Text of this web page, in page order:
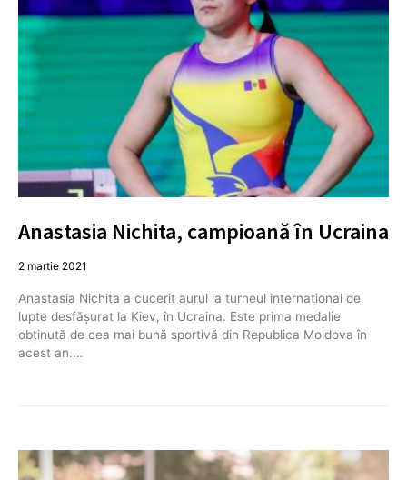
Anastasia Nichita, campioană în Ucraina
2 martie 2021
Anastasia Nichita a cucerit aurul la turneul internaţional de
lupte desfăşurat la Kiev, în Ucraina. Este prima medalie
obţinută de cea mai bună sportivă din Republica Moldova în
acest an.…